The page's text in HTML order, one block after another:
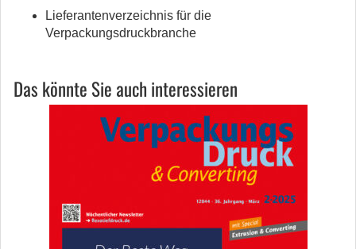
Lieferantenverzeichnis für die
Verpackungsdruckbranche
Das könnte Sie auch interessieren